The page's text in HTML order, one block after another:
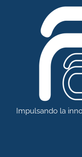
Impulsando la